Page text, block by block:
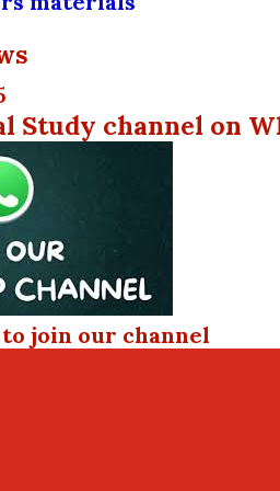
Study channel on
join our channel